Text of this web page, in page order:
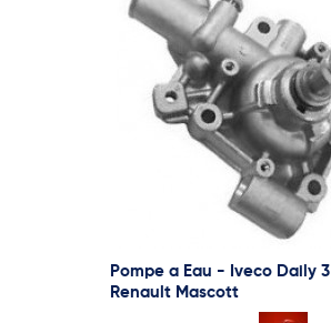
Pompe a Eau - Iveco Daily 3
Renault Mascott